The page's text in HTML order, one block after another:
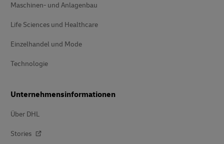
Maschinen- und Anlagenbau
Life Sciences und Healthcare
Einzelhandel und Mode
Technologie
Unternehmensinformationen
Über DHL
Stories